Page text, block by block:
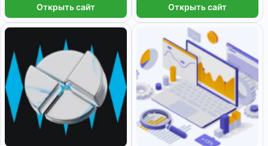
Открыть сайт Открыть сайт